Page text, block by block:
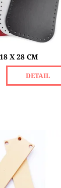
3 ks
X 28 CM
DETAIL
z kůže jsou
Materiál:
neopracovaná.